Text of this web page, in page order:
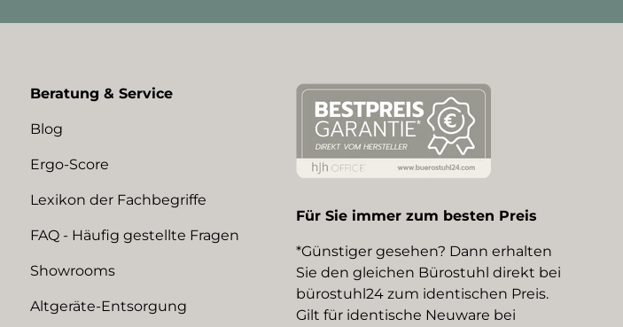
Beratung & Service
Blog
Ergo-Score
Lexikon der Fachbegriffe
FAQ - Häufig gestellte Fragen
Showrooms
Altgeräte-Entsorgung
Für Sie immer zum besten Preis
*Günstiger gesehen? Dann erhalten
Sie den gleichen Bürostuhl direkt bei
bürostuhl24 zum identischen Preis.
Gilt für identische Neuware bei